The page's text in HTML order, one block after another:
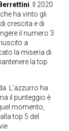
. Il 2020
ha vinto gli
crescita e di
il numero 3
a
la miseria di
la top
L’azzurro ha
il punteggio è
momento,
top 5 del